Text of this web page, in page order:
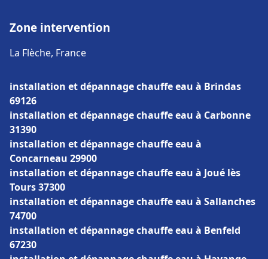
Zone intervention
La Flèche, France
installation et dépannage chauffe eau à Brindas
69126
installation et dépannage chauffe eau à Carbonne
31390
installation et dépannage chauffe eau à
Concarneau 29900
installation et dépannage chauffe eau à Joué lès
Tours 37300
installation et dépannage chauffe eau à Sallanches
74700
installation et dépannage chauffe eau à Benfeld
67230